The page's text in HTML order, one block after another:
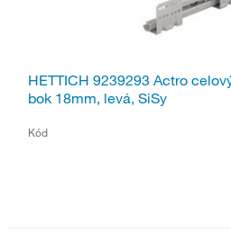
HETTICH 9239293 Actro
bok 18mm, levá, SiSy
Kód